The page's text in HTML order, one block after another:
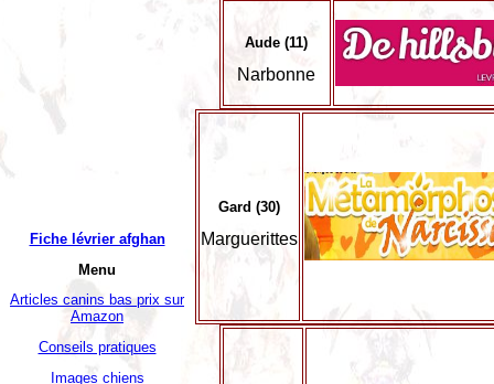
Fiche lévrier afghan
Menu
Articles canins bas prix sur
Amazon
Conseils pratiques
Images chiens
Aude (11)
Narbonne
Gard (30)
Marguerittes